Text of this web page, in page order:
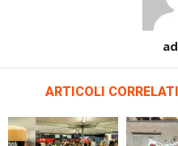
ARTICOLI CORRELATI